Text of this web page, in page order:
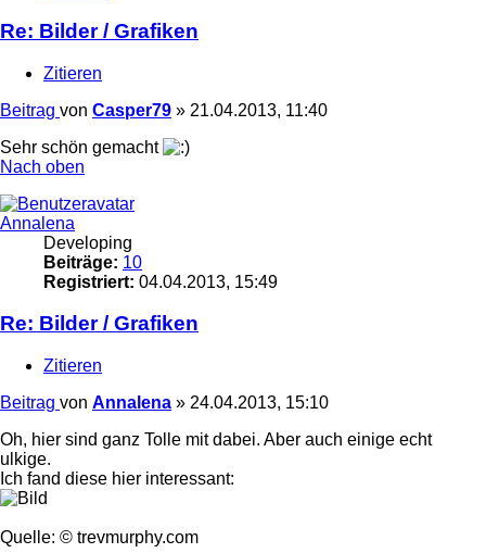
Re: Bilder / Grafiken
Zitieren
Beitrag von Casper79 » 21.04.2013, 11:40
Sehr schön gemacht
Nach oben
Annalena
Developing
Beiträge: 10
Registriert: 04.04.2013, 15:49
Re: Bilder / Grafiken
Zitieren
Beitrag von Annalena » 24.04.2013, 15:10
Oh, hier sind ganz Tolle mit dabei. Aber auch einige echt
ulkige.
Ich fand diese hier interessant:
Quelle: © trevmurphy.com